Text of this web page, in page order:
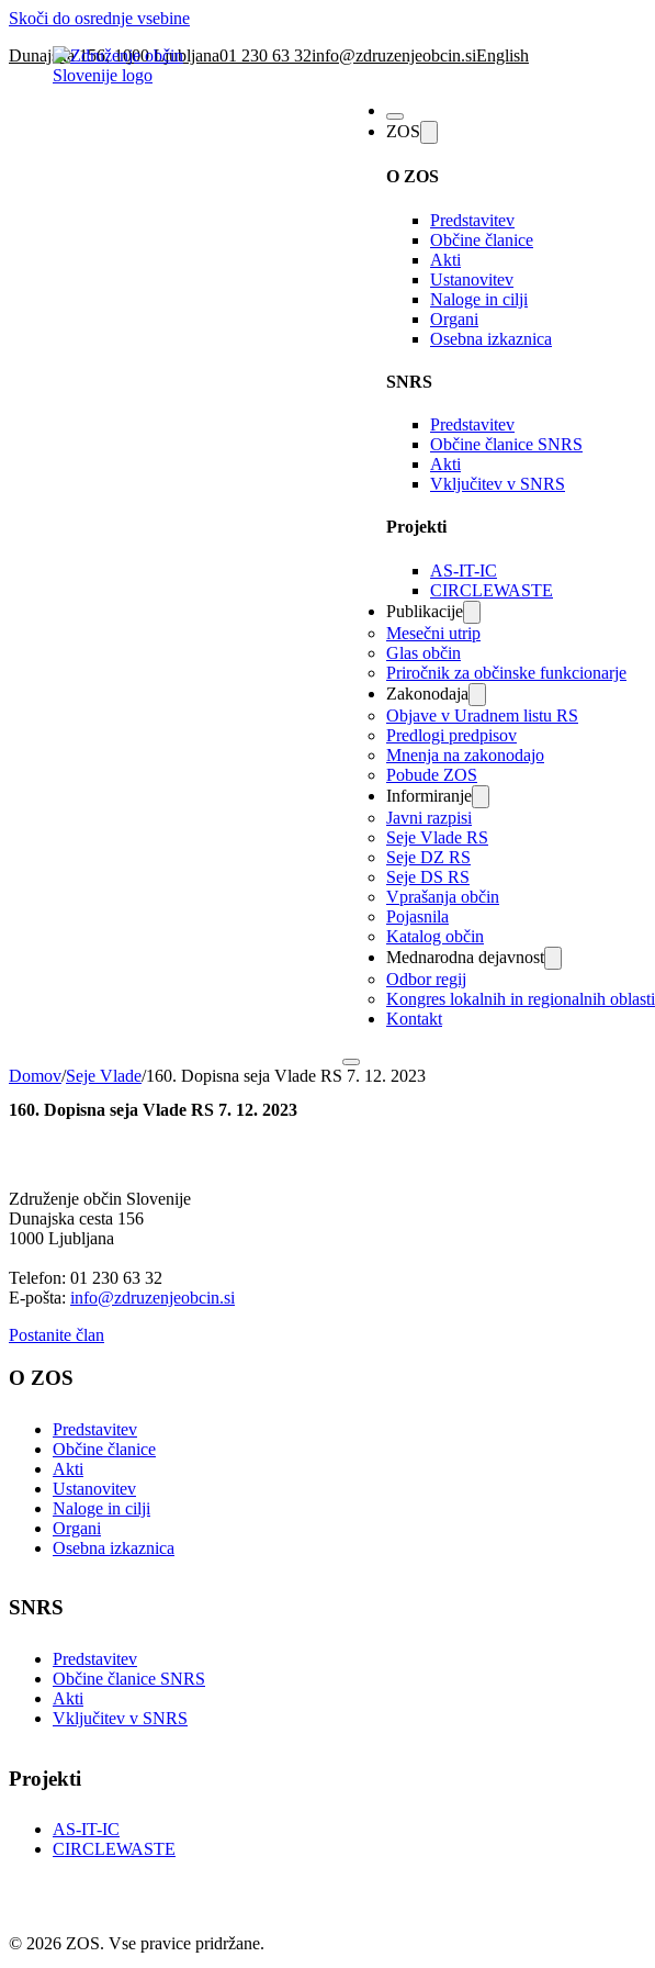
Skoči do osrednje vsebine
Dunajska 156, 1000 Ljubljana01 230 63 32info@zdruzenjeobcin.siEnglish
ZOS
O ZOS
Predstavitev
Občine članice
Akti
Ustanovitev
Naloge in cilji
Organi
Osebna izkaznica
SNRS
Predstavitev
Občine članice SNRS
Akti
Vključitev v SNRS
Projekti
AS-IT-IC
CIRCLEWASTE
Publikacije
Mesečni utrip
Glas občin
Priročnik za občinske funkcionarje
Zakonodaja
Objave v Uradnem listu RS
Predlogi predpisov
Mnenja na zakonodajo
Pobude ZOS
Informiranje
Javni razpisi
Seje Vlade RS
Seje DZ RS
Seje DS RS
Vprašanja občin
Pojasnila
Katalog občin
Mednarodna dejavnost
Odbor regij
Kongres lokalnih in regionalnih oblasti
Kontakt
Domov/Seje Vlade/160. Dopisna seja Vlade RS 7. 12. 2023
160. Dopisna seja Vlade RS 7. 12. 2023
Združenje občin Slovenije
Dunajska cesta 156
1000 Ljubljana
Telefon: 01 230 63 32
E-pošta: info@zdruzenjeobcin.si
Postanite član
O ZOS
Predstavitev
Občine članice
Akti
Ustanovitev
Naloge in cilji
Organi
Osebna izkaznica
SNRS
Predstavitev
Občine članice SNRS
Akti
Vključitev v SNRS
Projekti
AS-IT-IC
CIRCLEWASTE
© 2026 ZOS. Vse pravice pridržane.